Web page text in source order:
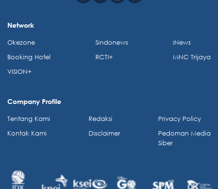
Network
Okezone
Booking Hotel
VISION+
Sindonews
RCTI+
iNews
MNC Trijaya
Company Profile
Tentang Kami
Kontak Kami
Redaksi
Disclaimer
Privacy Policy
Pedoman Media
Siber